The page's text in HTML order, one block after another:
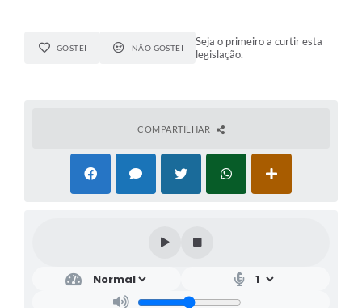
GOSTEI NÃO GOSTEI
Seja o primeiro a curtir esta
legislação.
COMPARTILHAR